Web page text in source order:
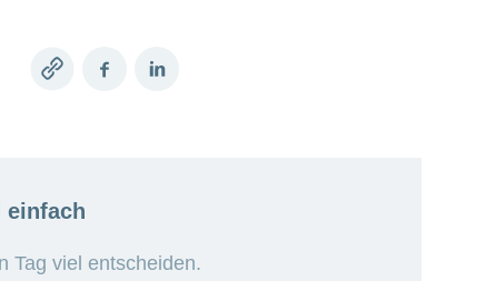
Copy
FacebookLinkedIn
Tag viel entscheiden.